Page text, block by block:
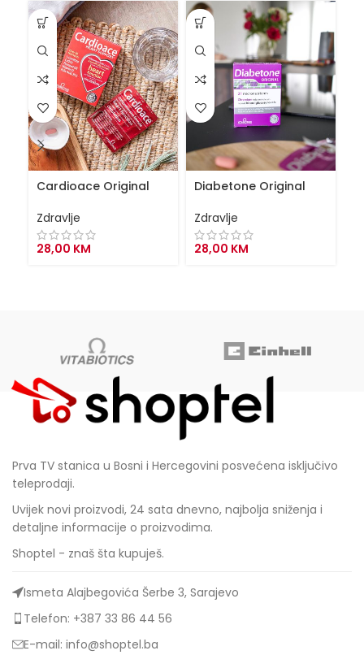
Cardioace Original
Zdravlje
28,00 KM
Diabetone Original
Zdravlje
28,00 KM
Prva TV stanica u Bosni i Hercegovini posvećena isključivo
teleprodaji.
Uvijek novi proizvodi, 24 sata dnevno, najbolja sniženja i
detaljne informacije o proizvodima.
Shoptel - znaš šta kupuješ.
Ismeta Alajbegovića Šerbe 3, Sarajevo
Telefon: +387 33 86 44 56
E-mail: info@shoptel.ba